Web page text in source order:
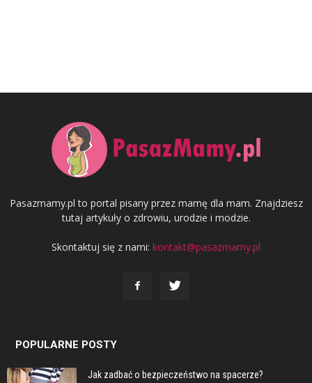
Pasazmamy.pl to portal pisany przez mamę dla mam. Znajdziesz
tutaj artykuły o zdrowiu, urodzie i modzie.
Skontaktuj się z nami: kontakt@pasazmamy.pl
POPULARNE POSTY
Jak zadbać o bezpieczeństwo na spacerze?